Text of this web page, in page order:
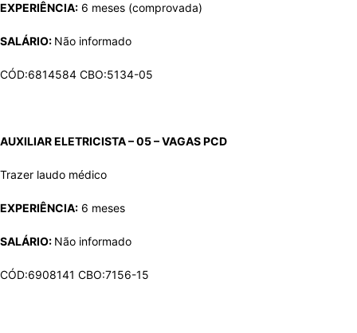
EXPERIÊNCIA: 6 meses (comprovada)
SALÁRIO: Não informado
CÓD:6814584 CBO:5134-05
AUXILIAR ELETRICISTA – 05 – VAGASPCD
Trazer laudo médico
EXPERIÊNCIA: 6 meses
SALÁRIO: Não informado
CÓD:6908141 CBO:7156-15